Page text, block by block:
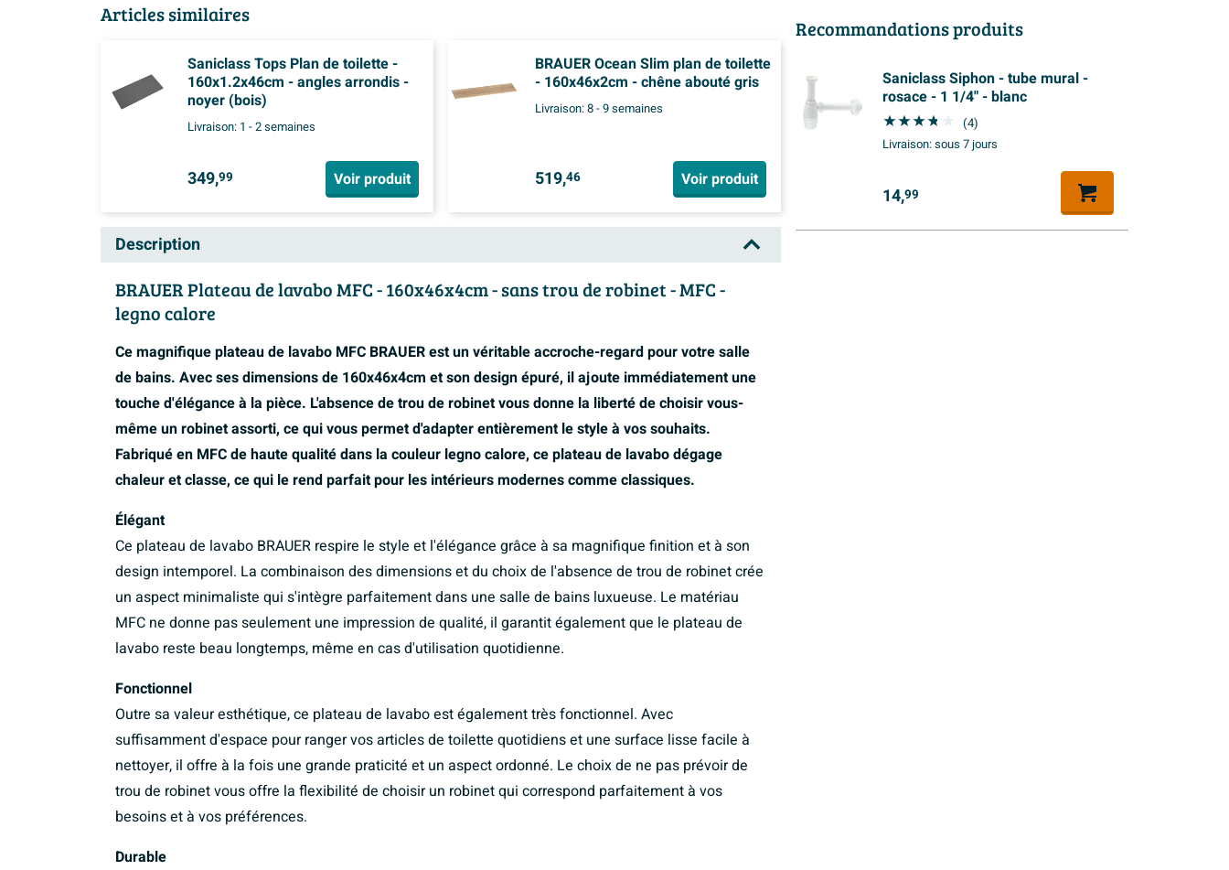
Articles similaires
Saniclass Tops Plan de toilette -
160x1.2x46cm - angles arrondis -
noyer (bois)
Livraison: 1 - 2 semaines
349,99 Voir produit
BRAUER Ocean Slim plan de toilette
- 160x46x2cm - chêne abouté gris
Livraison:8 - 9 semaines
519,46 Voir produit
Description
BRAUER Plateau de lavabo MFC - 160x46x4cm - sans trou de robinet - MFC -
legno calore
Ce magnifique plateau de lavabo MFC BRAUER est un véritable accroche-regard pour votre salle
de bains. Avec ses dimensions de 160x46x4cm et son design épuré, il ajoute immédiatement une
touche d'élégance à la pièce. L'absence de trou de robinet vous donne la liberté de choisir vous-
même un robinet assorti, ce qui vous permet d'adapter entièrement le style à vos souhaits.
Fabriqué en MFC de haute qualité dans la couleur legno calore, ce plateau de lavabo dégage
chaleur et classe, ce qui le rend parfait pour les intérieurs modernes comme classiques.
Élégant
Ce plateau de lavabo BRAUER respire le style et l'élégance grâce à sa magnifique finition et à son
design intemporel. La combinaison des dimensions et du choix de l'absence de trou de robinet crée
un aspect minimaliste qui s'intègre parfaitement dans une salle de bains luxueuse. Le matériau
MFC ne donne pas seulement une impression de qualité, il garantit également que le plateau de
lavabo reste beau longtemps, même en cas d'utilisation quotidienne.
Fonctionnel
Outre sa valeur esthétique, ce plateau de lavabo est également très fonctionnel. Avec
suffisamment d'espace pour ranger vos articles de toilette quotidiens et une surface lisse facile à
nettoyer, il offre à la fois une grande praticité et un aspect ordonné. Le choix de ne pas prévoir de
trou de robinet vous offre la flexibilité de choisir un robinet qui correspond parfaitement à vos
besoins et à vos préférences.
Durable
Recommandations produits
Saniclass Siphon - tube mural -
rosace - 1 1/4" - blanc
(4)
Livraison:sous 7 jours
14,99